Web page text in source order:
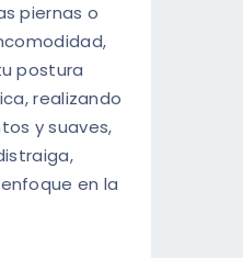
piernas o
postura
realizando
y suaves,
en la